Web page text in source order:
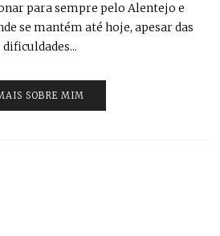
para sempre pelo Alentejo e
se mantém até hoje, apesar das
dificuldades...
SOBRE MIM